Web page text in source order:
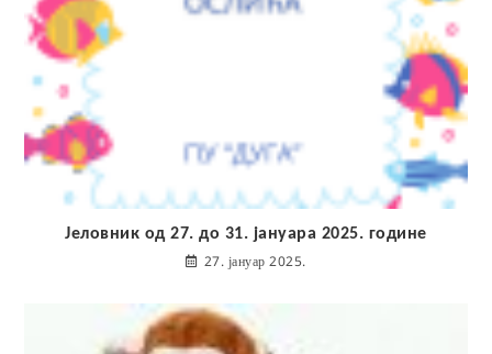
Јеловник од 27. до 31. јануара 2025. године
27. јануар 2025.